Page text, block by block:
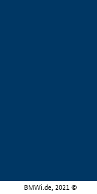
BMWi.de, 2021 ©